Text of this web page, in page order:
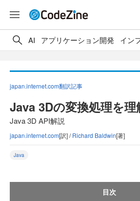
AI アプリケーション開発 イン
japan.internet.com翻訳記事
Java 3Dの変換処理を理
Java 3D API解説
japan.internet.com[訳] /Richard Baldwin[著]
Java
目次